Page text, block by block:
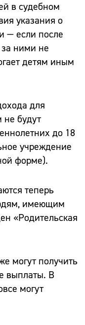
в судебном
указания о
— если после
за ними не
детям иным
для
будут
до 18
учреждение
форме).
теперь
имеющим
«Родительская
могут получить
выплаты. В
могут